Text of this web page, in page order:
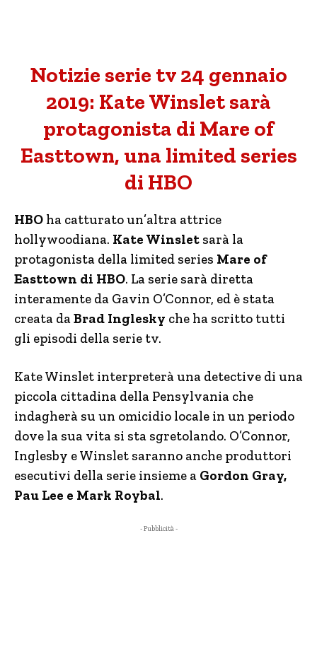
Notizie serie tv 24 gennaio
2019: Kate Winslet sarà
protagonista di Mare of
Easttown, una limited series
di HBO
HBO ha catturato un’altra attrice
hollywoodiana. Kate Winslet sarà la
protagonista della limited series Mare of
Easttown di HBO. La serie sarà diretta
interamente da Gavin O’Connor, ed è stata
creata daBrad Inglesky che ha scritto tutti
gli episodi della serie tv.
Kate Winslet interpreterà una detective di una
piccola cittadina della Pensylvania che
indagherà su un omicidio locale in un periodo
dove la sua vita si sta sgretolando. O’Connor,
Inglesby e Winslet saranno anche produttori
esecutivi della serie insieme a Gordon Gray,
Pau Lee e Mark Roybal.
- Pubblicità -